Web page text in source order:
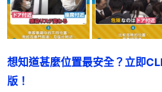
想知道甚麼位置最安全？立即
版！